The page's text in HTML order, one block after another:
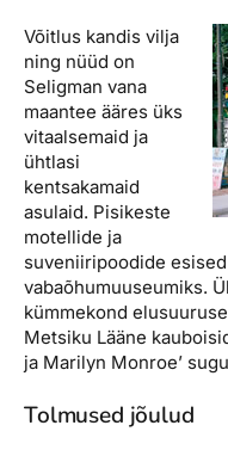
Võitlus kandis vilja
ning nüüd on
Seligman vana
maantee ääres üks
vitaalsemaid ja
ühtlasi
kentsakamaid
asulaid. Pisikeste
motellide ja
suveniiripoodide
vabaõhumuuseumiks.
kümmekond
Metsiku Lääne
ja Marilyn Monroe’
Tolmused jõulud